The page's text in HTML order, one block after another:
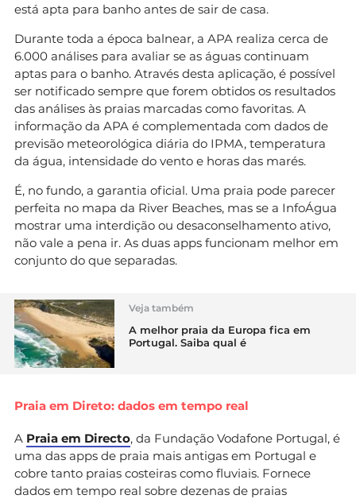
está apta para banho antes de sair de casa.
Durante toda a época balnear, a APA realiza cerca de
6.000 análises para avaliar se as águas continuam
aptas para o banho. Através desta aplicação, é possível
ser notificado sempre que forem obtidos os resultados
das análises às praias marcadas como favoritas. A
informação da APA é complementada com dados de
previsão meteorológica diária do IPMA, temperatura
da água, intensidade do vento e horas das marés.
É, no fundo, a garantia oficial. Uma praia pode parecer
perfeita no mapa da River Beaches, mas se a InfoÁgua
mostrar uma interdição ou desaconselhamento ativo,
não vale a pena ir. As duas apps funcionam melhor em
conjunto do que separadas.
Veja também
A melhor praia da Europa fica em
Portugal. Saiba qual é
Praia em Direto: dados em tempo real
A Praia em Directo, da Fundação Vodafone Portugal, é
uma das apps de praia mais antigas em Portugal e
cobre tanto praias costeiras como fluviais. Fornece
dados em tempo real sobre dezenas de praias